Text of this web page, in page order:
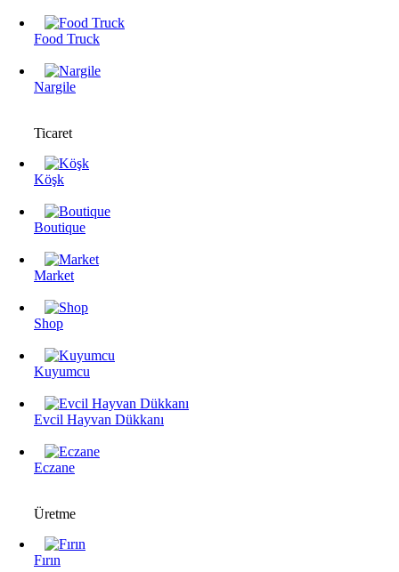
Food Truck
Nargile
Ticaret
Köşk
Boutique
Market
Shop
Kuyumcu
Evcil Hayvan Dükkanı
Eczane
Üretme
Fırın